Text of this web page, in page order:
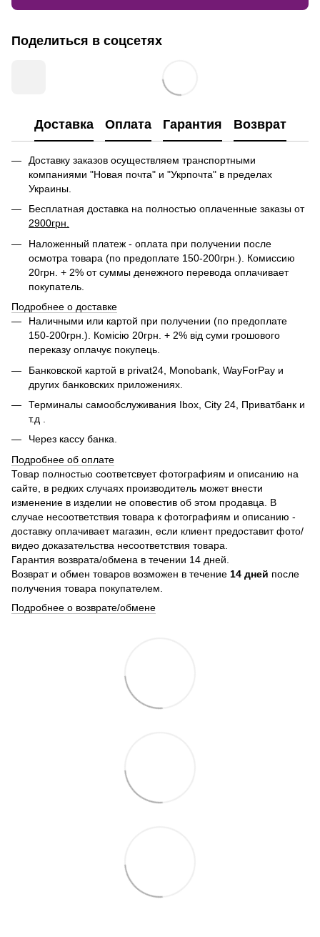
Поделиться в соцсетях
Доставка Оплата Гарантия Возврат
Доставку заказов осуществляем транспортными
компаниями "Новая почта" и "Укрпочта" в пределах
Украины.
Бесплатная доставка на полностью оплаченные заказы от
2900грн.
Наложенный платеж - оплата при получении после
осмотра товара (по предоплате 150-200грн.). Комиссию
20грн. + 2% от суммы денежного перевода оплачивает
покупатель.
Подробнее о доставке
Наличными или картой при получении (по предоплате
150-200грн.). Комісію 20грн. + 2% від суми грошового
переказу оплачує покупець.
Банковской картой в privat24, Monobank, WayForPay и
других банковских приложениях.
Терминалы самообслуживания Ibox, City 24, Приватбанк и
т.д .
Через кассу банка.
Подробнее об оплате
Товар полностью соответсвует фотографиям и описанию на
сайте, в редких случаях производитель может внести
изменение в изделии не оповестив об этом продавца. В
случае несоответствия товара к фотографиям и описанию -
доставку оплачивает магазин, если клиент предоставит фото/
видео доказательства несоответствия товара.
Гарантия возврата/обмена в течении 14 дней.
Возврат и обмен товаров возможен в течение 14 дней после
получения товара покупателем.
Подробнее о возврате/обмене